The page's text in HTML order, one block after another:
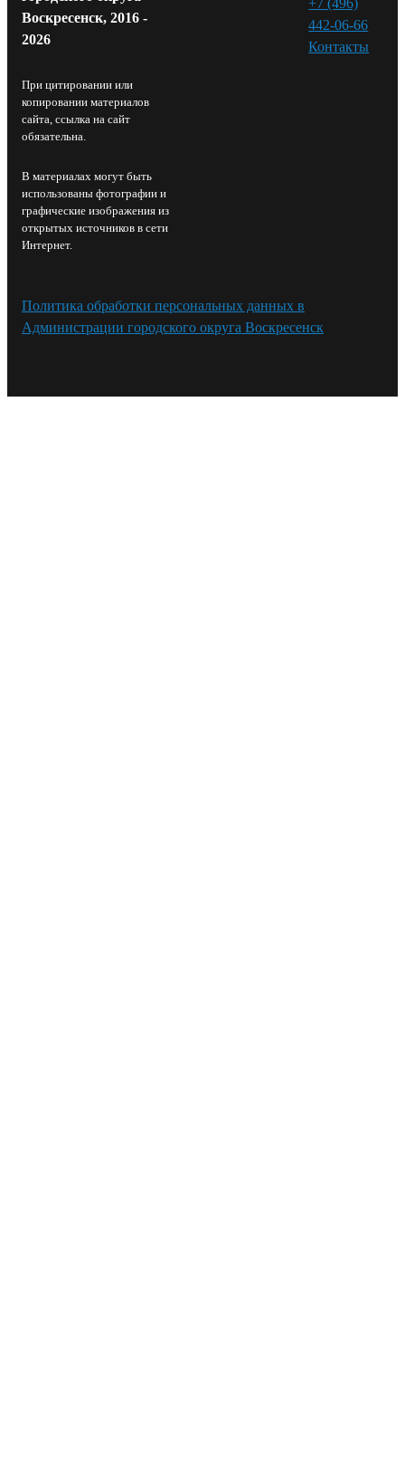
Воскресенск, 2016 -
2026
При цитировании или
копировании материалов
сайта, ссылка на сайт
обязательна.
В материалах могут быть
использованы фотографии и
графические изображения из
открытых источников в сети
Интернет.
442-06-66
Контакты⁠
Политика обработки персональных данных в
Администрации городского округа Воскресенск